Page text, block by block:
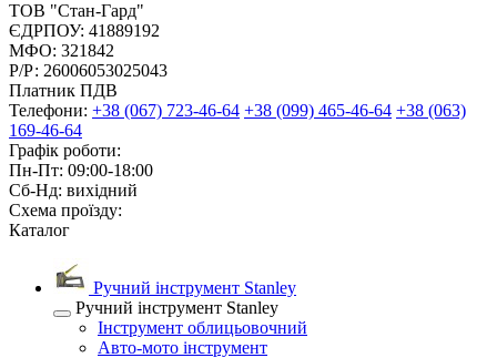
ТОВ "Стан-Гард"
ЄДРПОУ: 41889192
МФО: 321842
Р/Р: 26006053025043
Платник ПДВ
Телефони: +38 (067) 723-46-64 +38 (099) 465-46-64 +38 (063)
169-46-64
Графік роботи:
Пн-Пт: 09:00-18:00
Сб-Нд: вихідний
Схема проїзду:
Каталог
Ручний інструмент Stanley
Ручний інструмент Stanley
Інструмент облицьовочний
Авто-мото інструмент